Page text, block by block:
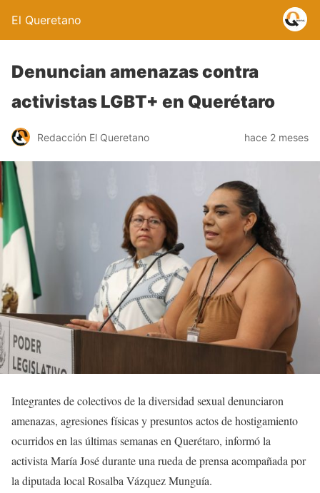
El Queretano
Denuncian amenazas contra
activistas LGBT+ en Querétaro
Redacción El Queretano hace 2 meses
Integrantes de colectivos de la diversidad sexual denunciaron
amenazas, agresiones físicas y presuntos actos de hostigamiento
ocurridos en las últimas semanas en Querétaro, informó la
activista María José durante una rueda de prensa acompañada por
la diputada local Rosalba Vázquez Munguía.